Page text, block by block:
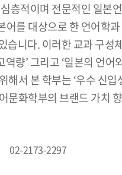
층적이며 전문적인 일본
어를 대상으로 한 언어학
습니다. 이러한 교과 구성
량’ 그리고 ‘일본의 언
해서 본 학부는 ‘우수 신
문화학부의 브랜드 가치
02-2173-2297